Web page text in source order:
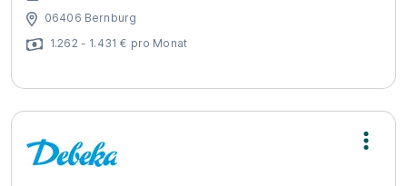
06406 Bernburg
1.262 - 1.431 € pro Monat